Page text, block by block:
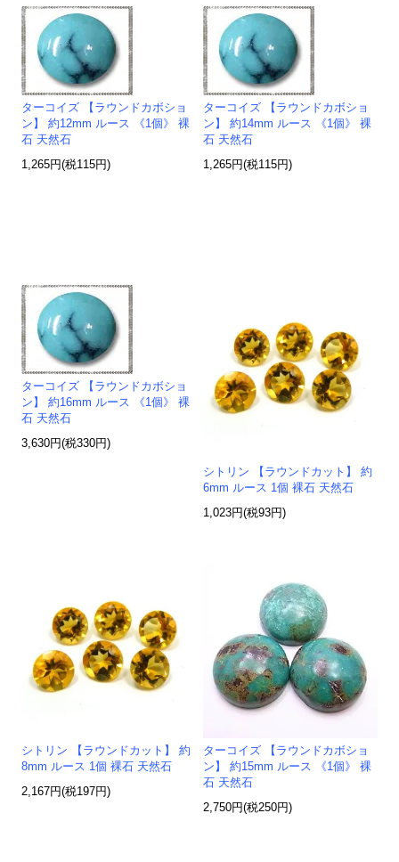
ターコイズ 【ラウンドカボショ
ン】 約12mm ルース 《1個》 裸
石 天然石
1,265円(税115円)
ターコイズ 【ラウンドカボショ
ン】 約14mm ルース 《1個》 裸
石 天然石
1,265円(税115円)
ターコイズ 【ラウンドカボショ
ン】 約16mm ルース 《1個》 裸
石 天然石
3,630円(税330円)
シトリン 【ラウンドカット】 約
6mm ルース 1個 裸石 天然石
1,023円(税93円)
シトリン 【ラウンドカット】 約
8mm ルース 1個 裸石 天然石
2,167円(税197円)
ターコイズ 【ラウンドカボショ
ン】 約15mm ルース 《1個》 裸
石 天然石
2,750円(税250円)